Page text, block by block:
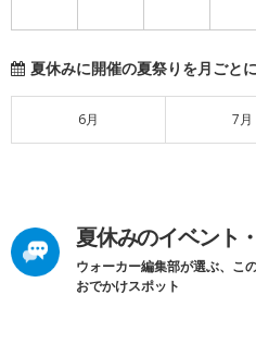
夏休みに開催の夏祭りを月ごと
6月 7月
夏休みのイベント
ウォーカー編集部が選ぶ、こ
おでかけスポット